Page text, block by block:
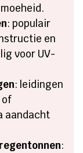
: populair
en
voor UV-
: leidingen
of
aandacht
: